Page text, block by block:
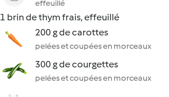
effeuillé
1 brin de thym frais, effeuillé
200 g de carottes
pelées et coupées en morceaux
300 g de courgettes
pelées et coupées en morceaux